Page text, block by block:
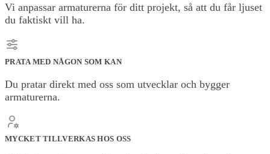
Vi anpassar armaturerna för ditt projekt, så att du får ljuset
du faktiskt vill ha.
PRATA MED NÅGON SOM KAN
Du pratar direkt med oss som utvecklar och bygger
armaturerna.
MYCKET TILLVERKAS HOS OSS